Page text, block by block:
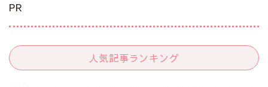
PR
人気記事ランキング